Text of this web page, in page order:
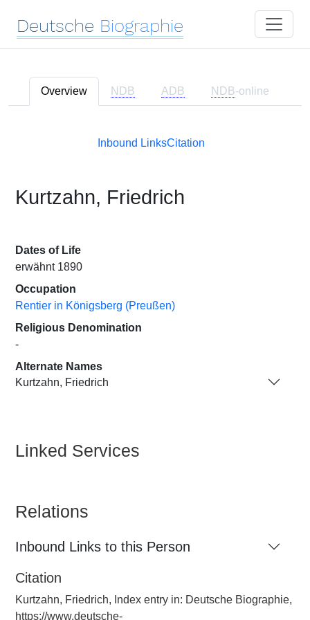
Deutsche Biographie
Overview NDB ADB NDB-online
Inbound LinksCitation
Kurtzahn, Friedrich
Dates of Life
erwähnt 1890
Occupation
Rentier in Königsberg (Preußen)
Religious Denomination
-
Alternate Names
Kurtzahn, Friedrich
Linked Services
Relations
Inbound Links to this Person
Citation
Kurtzahn, Friedrich, Index entry in: Deutsche Biographie,
https://www.deutsche-